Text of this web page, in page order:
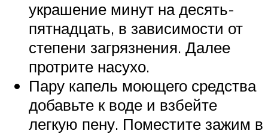
украшение минут на десять-
пятнадцать, в зависимости от
степени загрязнения. Далее
протрите насухо.
Пару капель моющего средства
добавьте к воде и взбейте
легкую пену. Поместите зажим в